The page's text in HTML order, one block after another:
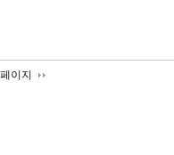
이지